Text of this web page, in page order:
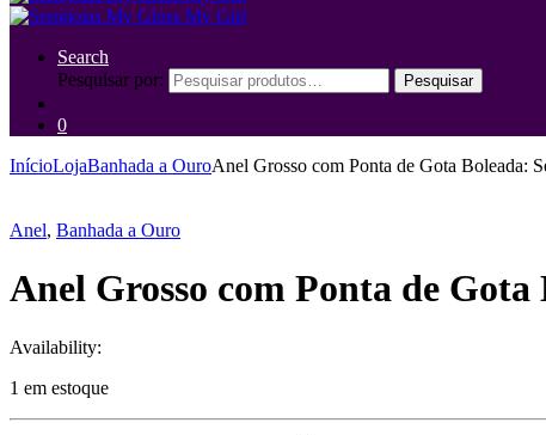
Search
Pesquisar por:
Pesquisar
0
InícioLojaBanhada a OuroAnel Grosso com Ponta de Gota Boleada:
Anel, Banhada a Ouro
Anel Grosso com Ponta de
Availability:
1 em estoque